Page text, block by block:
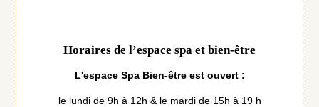
Horaires de l’espace spa et bien-être
L'espace Spa Bien-être est ouvert :
le lundi de 9h à 12h & le mardi de 15h à 19 h